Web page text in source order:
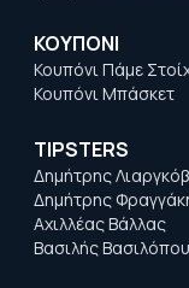
ΚΟΥΠΟΝΙ
Κουπόνι Πάμε
Κουπόνι Μπάσκετ
TIPSTERS
Δημήτρης
Δημήτρης
Αχιλλέας Βάλλας
Βασιλής